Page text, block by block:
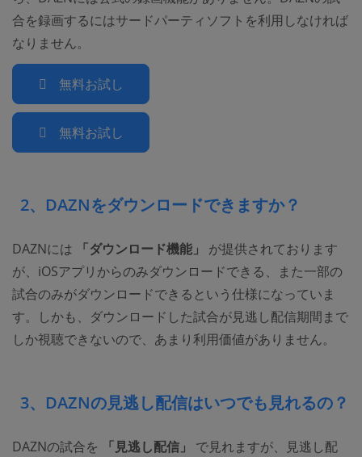
合を録画するにはサードパーティソフトを利用しなければ
なりません。
無料お試し
無料お試し
2、DAZNをダウンロードできますか？
DAZNには 「ダウンロード機能」
が提供されております
が、iOSアプリからのみダウンロードできる、また一部の
試合のみがダウンロードできるという仕様になっていま
す。しかも、ダウンロードした試合が見逃し配信期間まで
しか視聴できないので、あまり利用価値がありません。
3、DAZNの見逃し配信はいつでも見れるの？
DAZNの試合を 「見逃し配信」
で見れますが、見逃し配